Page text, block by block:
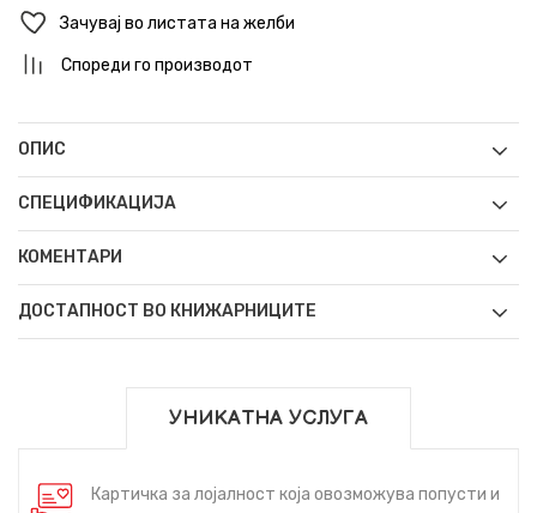
Зачувај во листата на желби
Спореди го производот
ОПИС
СПЕЦИФИКАЦИЈА
КОМЕНТАРИ
ДОСТАПНОСТ ВО КНИЖАРНИЦИТЕ
УНИКАТНА УСЛУГА
Картичка за лојалност која овозможува попусти и